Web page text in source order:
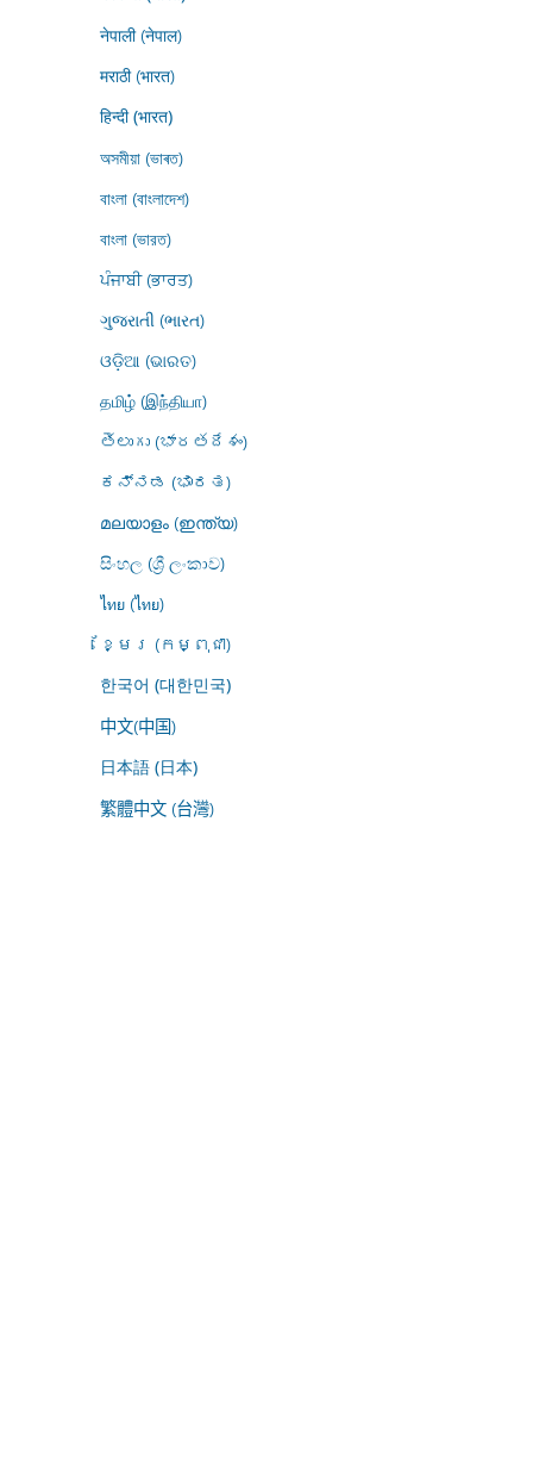
नेपाली (नेपाल)
मराठी (भारत)
हिन्दी (भारत)
অসমীয়া (ভাৰত)
বাংলা (বাংলাদেশ)
বাংলা (ভারত)
ਪੰਜਾਬੀ (ਭਾਰਤ)
ગુજરાતી (ભારત)
ଓଡ଼ିଆ (ଭାରତ)
தமிழ் (இந்தியா)
తెలుగు (భారతదేశం)
ಕನ್ನಡ (ಭಾರತ)
മലയാളം (ഇന്ത്യ)
සිංහල (ශ්‍රී ලංකාව)
ไทย (ไทย)
ខ្មែរ (កម្ពុជា)
한국어 (대한민국)
中文(中国)
日本語 (日本)
繁體中文 (台灣)